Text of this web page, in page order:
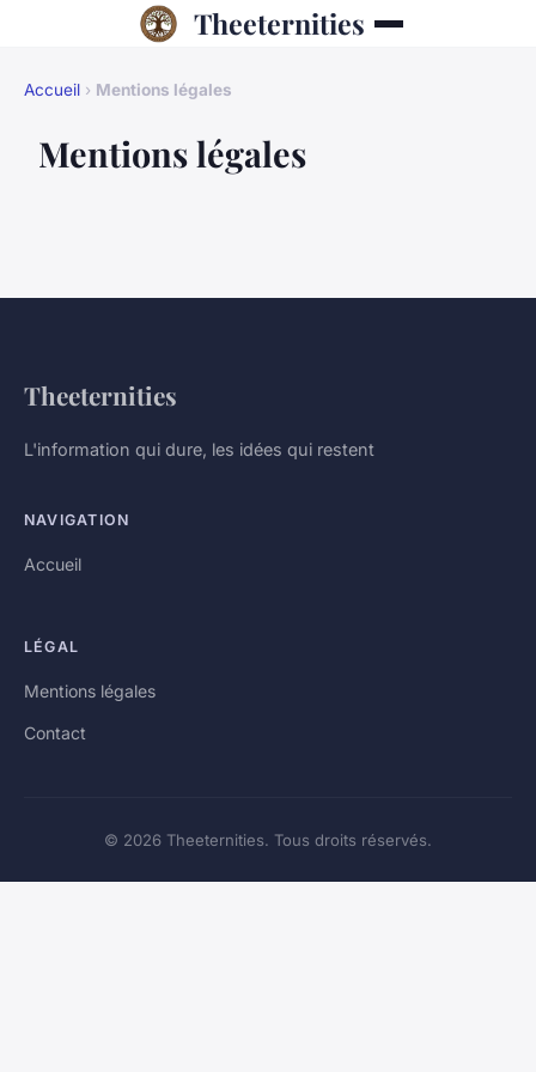
Theeternities
Accueil › Mentions légales
Mentions légales
Theeternities
L'information qui dure, les idées qui restent
NAVIGATION
Accueil
LÉGAL
Mentions légales
Contact
© 2026 Theeternities. Tous droits réservés.